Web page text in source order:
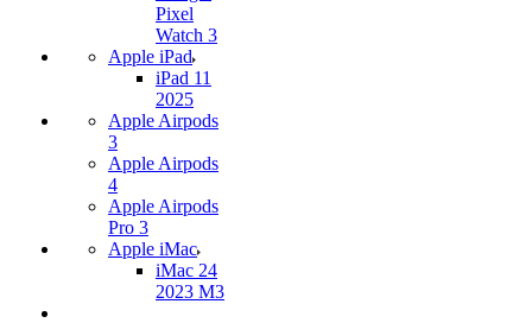
Pixel
Watch 3
Apple iPad
iPad 11
2025
Apple Airpods
3
Apple Airpods
4
Apple Airpods
Pro 3
Apple iMac
iMac 24
2023 M3